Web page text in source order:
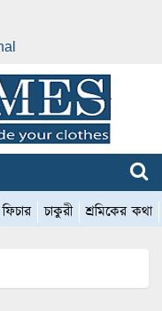
ফিচার চাকুরী শ্রমিকের কথা